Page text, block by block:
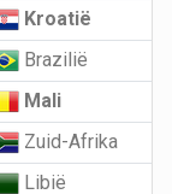
Kroatië
Brazilië
Mali
Zuid-Afrika
Libië